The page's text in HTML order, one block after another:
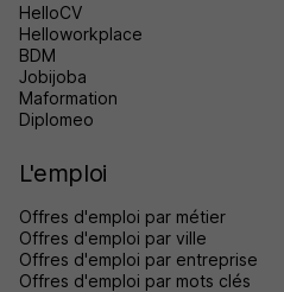
HelloCV
Helloworkplace
BDM
Jobijoba
Maformation
Diplomeo
L'emploi
Offres d'emploi par métier
Offres d'emploi par ville
Offres d'emploi par entreprise
Offres d'emploi par mots clés